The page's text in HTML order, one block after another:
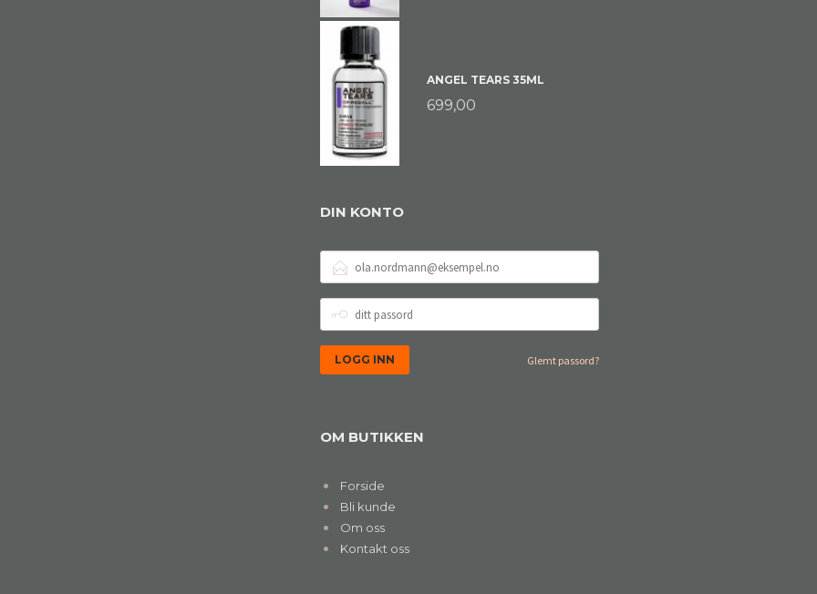
ANGEL TEARS 35ML
699,00
DIN KONTO
POSTADRESSE
PASSORD
Glemt passord?
OM BUTIKKEN
Forside
Bli kunde
Om oss
Kontakt oss